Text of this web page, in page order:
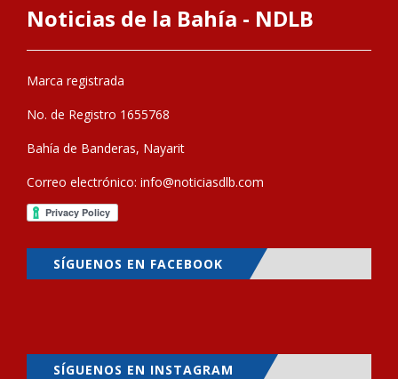
Noticias de la Bahía - NDLB
Marca registrada
No. de Registro 1655768
Bahía de Banderas, Nayarit
Correo electrónico: info@noticiasdlb.com
SÍGUENOS EN FACEBOOK
SÍGUENOS EN INSTAGRAM